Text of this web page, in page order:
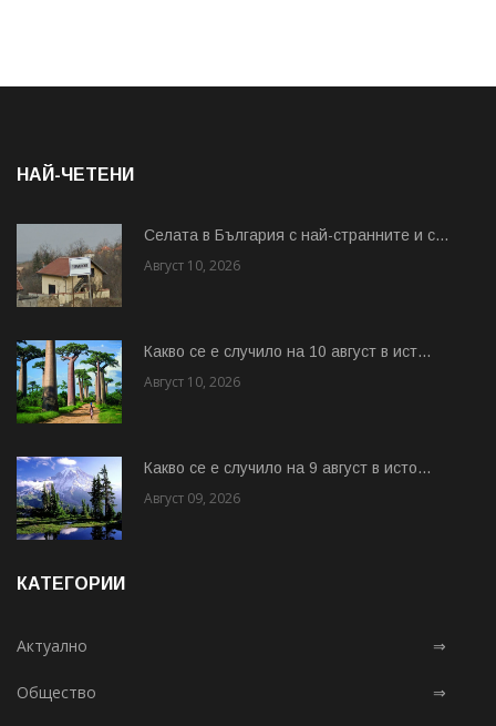
НАЙ-ЧЕТЕНИ
Cелата в България с най-странните и с...
Август 10, 2026
Какво се е случило на 10 август в ист...
Август 10, 2026
Какво се е случило на 9 август в исто...
Август 09, 2026
КАТЕГОРИИ
Актуално ⇒
Общество ⇒